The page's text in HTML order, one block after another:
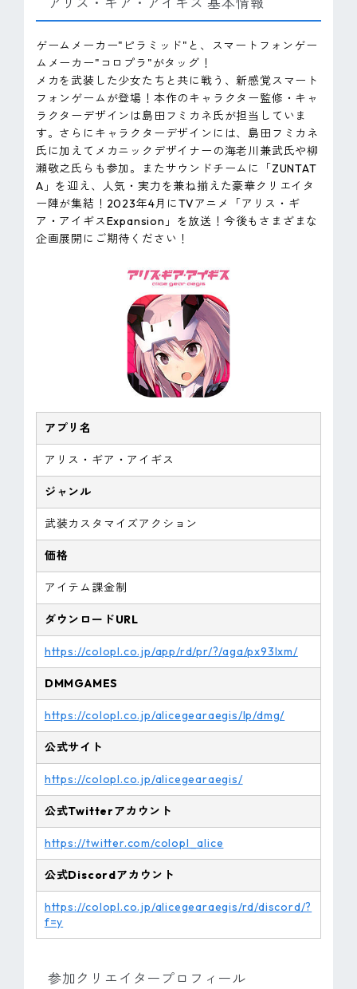
ゲームメーカー"ピラミッド"と、スマートフォンゲー
ムメーカー"コロプラ"がタッグ！
メカを武装した少女たちと共に戦う、新感覚スマート
フォンゲームが登場！本作のキャラクター監修・キャ
ラクターデザインは島田フミカネ氏が担当していま
す。さらにキャラクターデザインには、島田フミカネ
氏に加えてメカニックデザイナーの海老川兼武氏や柳
瀬敬之氏らも参加。またサウンドチームに「ZUNTAT
A」を迎え、人気・実力を兼ね揃えた豪華クリエイタ
ー陣が集結！2023年4月にTVアニメ「アリス・ギ
ア・アイギスExpansion」を放送！今後もさまざまな
企画展開にご期待ください！
アプリ名
アリス・ギア・アイギス
ジャンル
武装カスタマイズアクション
価格
アイテム課金制
ダウンロードURL
https://colopl.co.jp/app/rd/pr/?/aga/px93lxm/
DMMGAMES
https://colopl.co.jp/alicegearaegis/lp/dmg/
公式サイト
https://colopl.co.jp/alicegearaegis/
公式Twitterアカウント
https://twitter.com/colopl_alice
公式Discordアカウント
https://colopl.co.jp/alicegearaegis/rd/discord/?
f=y
参加クリエイタープロフィール